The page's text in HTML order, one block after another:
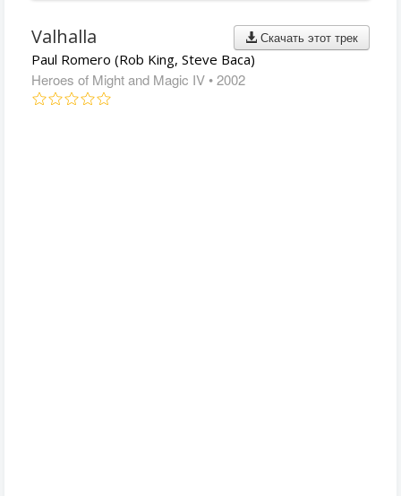
Скачать этот трек
Valhalla
Paul Romero (Rob King, Steve Baca)
Heroes of Might and Magic IV • 2002